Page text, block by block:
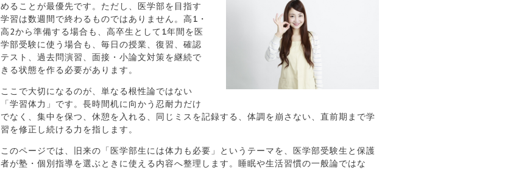
めることが最優先です。ただし、医学部を目指す
学習は数週間で終わるものではありません。高1・
高2から準備する場合も、高卒生として1年間を医
学部受験に使う場合も、毎日の授業、復習、確認
テスト、過去問演習、面接・小論文対策を継続で
きる状態を作る必要があります。
ここで大切になるのが、単なる根性論ではない
「学習体力」です。長時間机に向かう忍耐力だけ
でなく、集中を保つ、休憩を入れる、同じミスを記録する、体調を崩さない、直前期まで学
習を修正し続ける力を指します。
このページでは、旧来の「医学部生には体力も必要」というテーマを、医学部受験生と保護
者が塾・個別指導を選ぶときに使える内容へ整理します。睡眠や生活習慣の一般論ではな